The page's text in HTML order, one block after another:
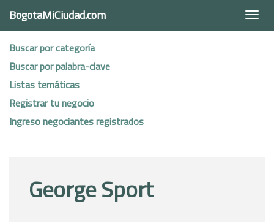
BogotaMiCiudad.com
Buscar por categoría
Buscar por palabra-clave
Listas temáticas
Registrar tu negocio
Ingreso negociantes registrados
George Sport